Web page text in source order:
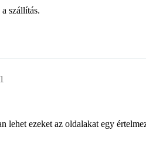
szállítás.
lehet ezeket az oldalakat egy